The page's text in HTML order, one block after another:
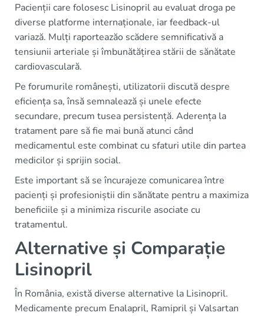
Pacienții care folosesc Lisinopril au evaluat droga pe
diverse platforme internaționale, iar feedback-ul
variază. Mulți raporteazăo scădere semnificativă a
tensiunii arteriale și îmbunătățirea stării de sănătate
cardiovasculară.
Pe forumurile românești, utilizatorii discută despre
eficiența sa, însă semnalează și unele efecte
secundare, precum tusea persistență. Aderența la
tratament pare să fie mai bună atunci când
medicamentul este combinat cu sfaturi utile din partea
medicilor și sprijin social.
Este important să se încurajeze comunicarea între
pacienți și profesioniștii din sănătate pentru a maximiza
beneficiile și a minimiza riscurile asociate cu
tratamentul.
Alternative și Comparație
Lisinopril
În România, există diverse alternative la Lisinopril.
Medicamente precum Enalapril, Ramipril și Valsartan